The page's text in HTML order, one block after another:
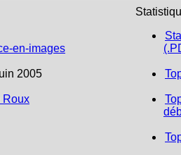
en-images
2005
Roux